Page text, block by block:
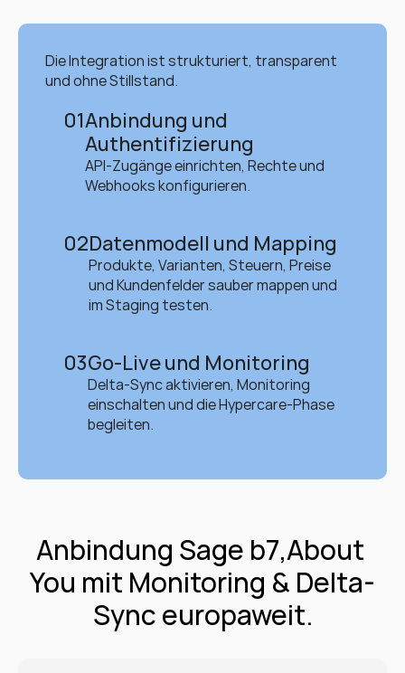
Die Integration ist strukturiert, transparent
und ohne Stillstand.
01Anbindung und
Authentifizierung
API-Zugänge einrichten, Rechte und
Webhooks konfigurieren.
02Datenmodell und Mapping
Produkte, Varianten, Steuern, Preise
und Kundenfelder sauber mappen und
im Staging testen.
03Go-Live und Monitoring
Delta-Sync aktivieren, Monitoring
einschalten und die Hypercare-Phase
begleiten.
Anbindung Sage b7,About
You mit Monitoring & Delta-
Sync europaweit.